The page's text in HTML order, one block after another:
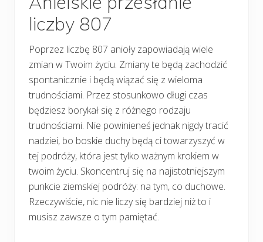
liczby 807
Poprzez liczbę 807 anioły zapowiadają wiele
zmian w Twoim życiu. Zmiany te będą zachodzić
spontanicznie i będą wiązać się z wieloma
trudnościami. Przez stosunkowo długi czas
będziesz borykał się z różnego rodzaju
trudnościami. Nie powinieneś jednak nigdy tracić
nadziei, bo boskie duchy będą ci towarzyszyć w
tej podróży, która jest tylko ważnym krokiem w
twoim życiu. Skoncentruj się na najistotniejszym
punkcie ziemskiej podróży: na tym, co duchowe.
Rzeczywiście, nic nie liczy się bardziej niż to i
musisz zawsze o tym pamiętać.